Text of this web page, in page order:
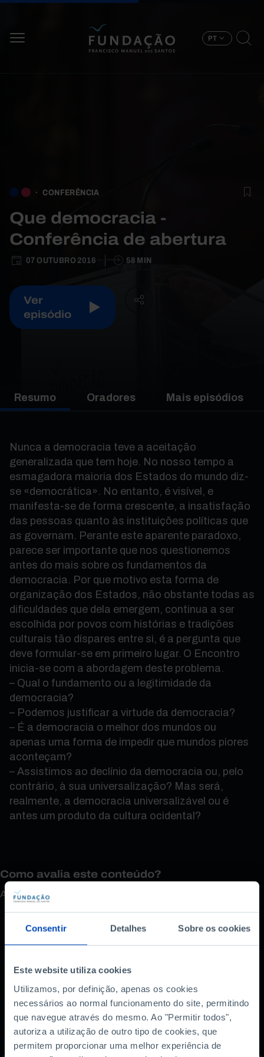
Consentir Detalhes Sobre os cookies
Este website utiliza cookies
Utilizamos, por definição, apenas os cookies
necessários ao normal funcionamento do site, permitindo
que navegue através do mesmo. Ao "Permitir todos",
autoriza a utilização de outro tipo de cookies, que
permitem proporcionar uma melhor experiência de
PT
CONFERÊNCIA
Que democracia -
Conferência de abertura
07 OUTUBRO 2016 58 MIN
Ver
episódio
Resumo Oradores Mais episódios
Nunca a democracia teve a aceitação
generalizada que tem hoje. No nosso tempo a
esmagadora maioria dos Estados do mundo diz-
se «democrática». No entanto, é visível, e
manifesta-se de forma crescente, a insatisfação
das pessoas quanto às instituições políticas que
as governam. Perante este aparente paradoxo,
parece ser importante que nos questionemos
antes do mais sobre os fundamentos da
democracia. Por que motivo esta forma de
organização dos Estados, não obstante todas as
dificuldades que dela emergem, continua a ser
escolhida por povos com histórias e tradições
culturais tão díspares entre si, é a pergunta que
deve formular-se em primeiro lugar. O Encontro
inicia-se com a abordagem deste problema.
– Qual o fundamento ou a legitimidade da
democracia?
– Podemos justificar a virtude da democracia?
– É a democracia o melhor dos mundos ou
apenas uma forma de impedir que mundos piores
aconteçam?
– Assistimos ao declínio da democracia ou, pelo
contrário, à sua universalização? Mas será,
realmente, a democracia universalizável ou é
antes um produto da cultura ocidental?
Como avalia este conteúdo?
A sua opinião é importante.
Também lhe pode
interessar